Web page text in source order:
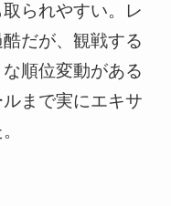
られやすい。レ
だが、観戦する
順位変動がある
まで実にエキサ